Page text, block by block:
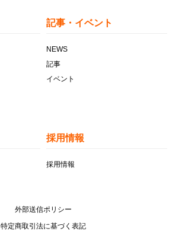
記事・イベント
NEWS
記事
イベント
採用情報
採用情報
外部送信ポリシー
特定商取引法に基づく表記